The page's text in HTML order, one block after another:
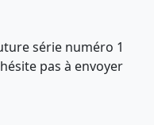
série numéro 1
pas à envoyer